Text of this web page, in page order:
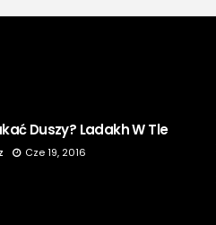
Duszy? Ladakh W Tle
Cze 19, 2016